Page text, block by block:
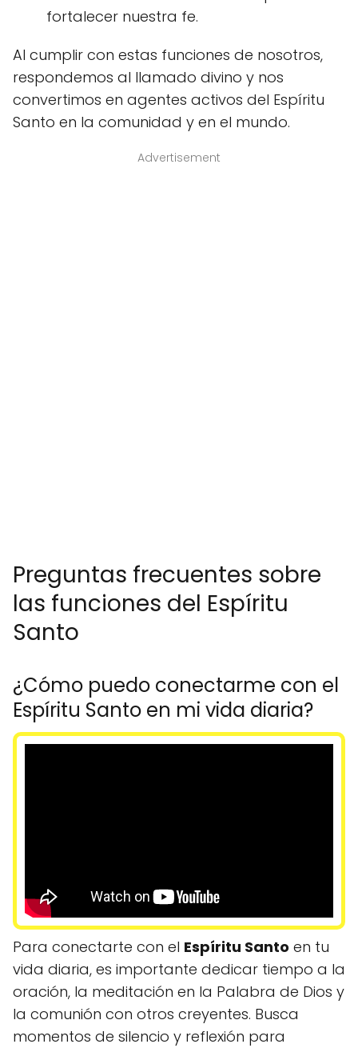
fortalecer nuestra fe.
Al cumplir con estas funciones de nosotros,
respondemos al llamado divino y nos
convertimos en agentes activos del Espíritu
Santo en la comunidad y en el mundo.
Advertisement
Preguntas frecuentes sobre
las funciones del Espíritu
Santo
¿Cómo puedo conectarme con el
Espíritu Santo en mi vida diaria?
Para conectarte con el Espíritu Santo en tu
vida diaria, es importante dedicar tiempo a la
oración, la meditación en la Palabra de Dios y
la comunión con otros creyentes. Busca
momentos de silencio y reflexión para